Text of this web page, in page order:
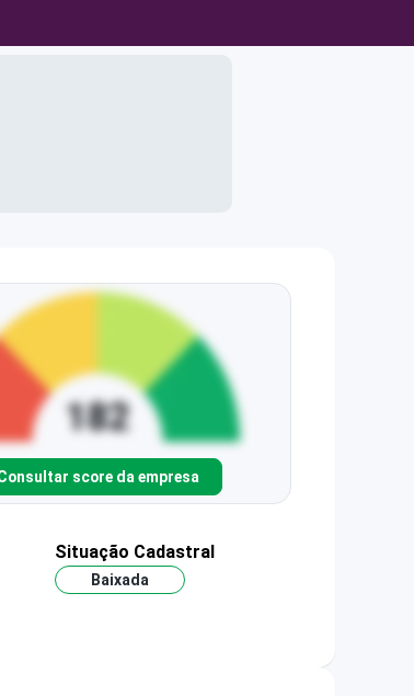
score da empresa
Situação Cadastral
Baixada